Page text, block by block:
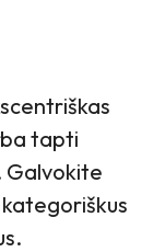
tapti
Galvokite